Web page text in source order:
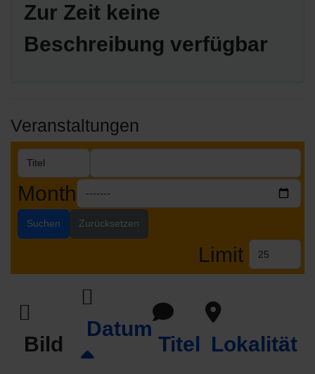
Zur Zeit keine
Beschreibung verfügbar
Veranstaltungen
Month
Suchen Zurücksetzen
Limit
Bild
Datum
Titel Lokalität